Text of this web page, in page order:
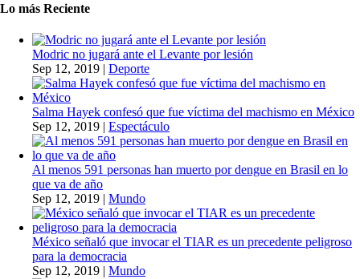
Lo más Reciente
Modric no jugará ante el Levante por lesión
Sep 12, 2019 | Deporte
Salma Hayek confesó que fue víctima del machismo en México
Sep 12, 2019 | Espectáculo
Al menos 591 personas han muerto por dengue en Brasil en lo
que va de año
Sep 12, 2019 | Mundo
México señaló que invocar el TIAR es un precedente peligroso
para la democracia
Sep 12, 2019 | Mundo